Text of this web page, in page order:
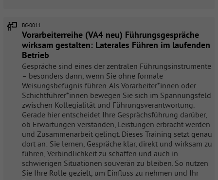
BC-0011
Vorarbeiterreihe (VA4 neu) Führungsgespräche
wirksam gestalten: Laterales Führen im laufenden
Betrieb
Gespräche sind eines der zentralen Führungsinstrumente
– besonders dann, wenn Sie ohne formale
Weisungsbefugnis führen. Als Vorarbeiter*innen oder
Schichtführer*innen bewegen Sie sich im Spannungsfeld
zwischen Kollegialität und Führungsverantwortung.
Gerade hier entscheidet Ihre Gesprächsführung darüber,
ob Erwartungen verstanden, Leistungen erbracht werden
und Zusammenarbeit gelingt. Dieses Training setzt genau
dort an: Sie lernen, Gespräche klar, direkt und wirksam zu
führen, Verbindlichkeit zu schaffen und auch in
schwierigen Situationen souverän zu bleiben. So nutzen
Sie Ihre Rolle gezielt, um Einfluss zu nehmen und Ihr